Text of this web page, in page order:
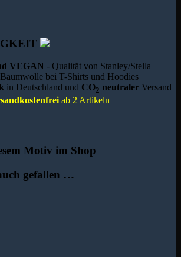
VEGAN - Qualität von Stanley/Stella
Baumwolle bei T-Shirts und Hoodies
in Deutschland und CO2 neutraler Versand
ab 2 Artikeln
Motiv im Shop
gefallen …